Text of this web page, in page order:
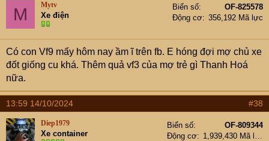
M Mytv
Xe điện
Biển số
OF-825578
Động cơ
356,192 Mã lực
Có con Vf9 mấy hôm nay ầm ĩ trên fb. E hóng đợi mợ chủ xe
đốt giống cu khá. Thêm quả vf3 của mợ trẻ gì Thanh Hoá
nữa.
13:59 14/10/2024 #38
Diep1979
Xe container
Biển số
OF-809344
Động cơ
1,939,430 Mã lực